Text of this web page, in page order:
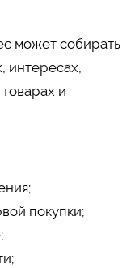
может собирать
интересах,
и
покупки;